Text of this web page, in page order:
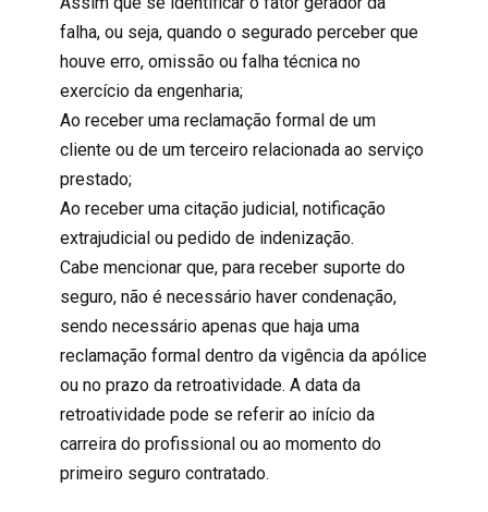
falha, ou seja, quando o segurado perceber que
houve erro, omissão ou falha técnica no
exercício da engenharia;
Ao receber uma reclamação formal de um
cliente ou de um terceiro relacionada ao serviço
prestado;
Ao receber uma citação judicial, notificação
extrajudicial ou pedido de indenização.
Cabe mencionar que, para receber suporte do
seguro, não é necessário haver condenação,
sendo necessário apenas que haja uma
reclamação formal dentro da vigência da apólice
ou no prazo da retroatividade. A data da
retroatividade pode se referir ao início da
carreira do profissional ou ao momento do
primeiro seguro contratado.